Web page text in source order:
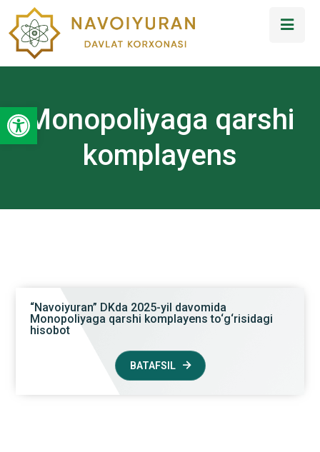
Open toolbar Monopoliyaga qarshi
komplayens
“Navoiyuran” DKda 2025-yil davomida
Monopoliyaga qarshi komplayens to‘g‘risidagi
hisobot
BATAFSIL